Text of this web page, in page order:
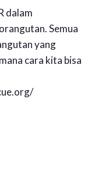
dalam
Semua
yang
cara kita bisa